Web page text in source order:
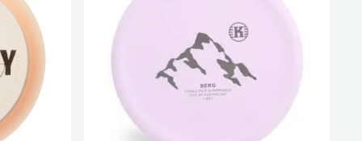
heeft
meerdere
variaties.
Deze
optie